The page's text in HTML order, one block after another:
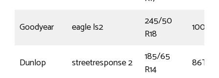
Goodyear eagle ls2
245/50
R18
100W
Dunlop streetresponse 2
185/65
R14
86T